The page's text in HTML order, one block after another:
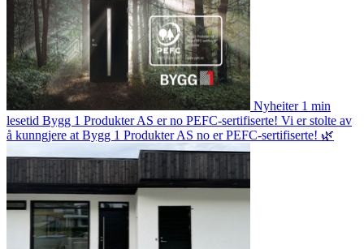
Nyheiter 1 min
lesetid Bygg 1 Produkter AS er no PEFC-sertifiserte! Vi er stolte av
å kunngjere at Bygg 1 Produkter AS no er PEFC-sertifiserte! 🌿